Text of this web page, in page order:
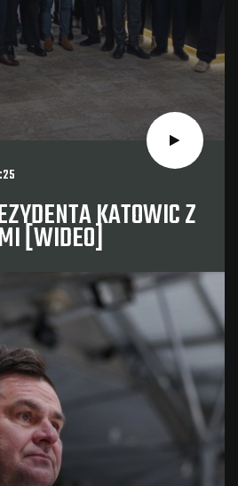
KATOWIC Z
[WIDEO]